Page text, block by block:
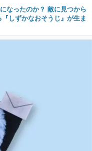
なったのか？ 敵に見つから
しずかなおそうじ』が生ま